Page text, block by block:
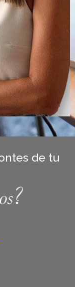
de tu